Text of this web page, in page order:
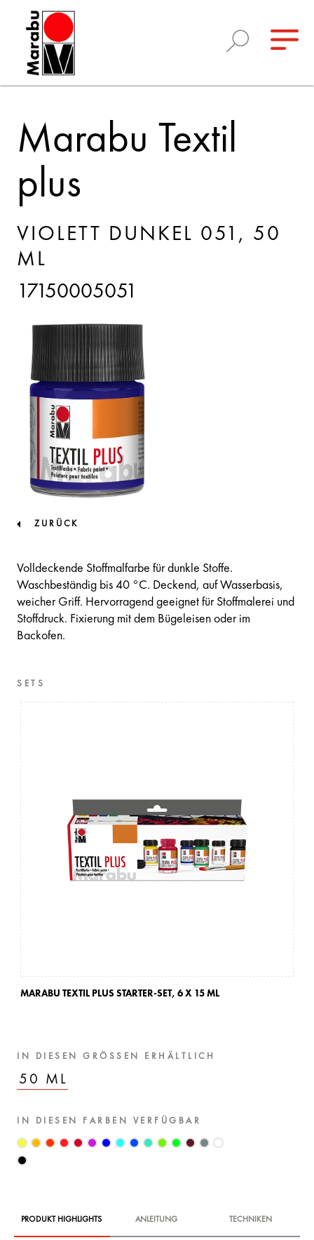
Marabu Textil
plus
VIOLETT DUNKEL 051, 50
ML
17150005051
ZURÜCK
Volldeckende Stoffmalfarbe für dunkle Stoffe.
Waschbeständig bis 40 °C. Deckend, auf Wasserbasis,
weicher Griff. Hervorragend geeignet für Stoffmalerei und
Stoffdruck. Fixierung mit dem Bügeleisen oder im
Backofen.
SETS
MARABU TEXTIL PLUS STARTER-SET, 6 X 15 ML
IN DIESEN GRÖSSEN ERHÄLTLICH
50 ML
IN DIESEN FARBEN VERFÜGBAR
PRODUKT HIGHLIGHTS ANLEITUNG TECHNIKEN